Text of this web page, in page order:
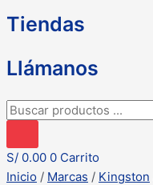
Tiendas
Llámanos
Búsqueda
productos
S/ 0.00 0 Carrito
Inicio / Marcas / Kingston